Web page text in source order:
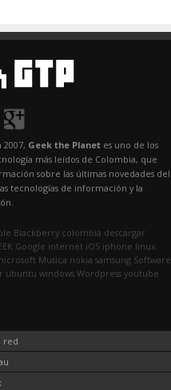
Geek the Planet es uno de los
más leídos de Colombia, que
sobre las últimas novedades del
tecnologías de información y la
Blackberry colombia descargar
Google internet iOS iphone linux
Musica nokia samsung Software
ubuntu windows Wordpress youtube
red